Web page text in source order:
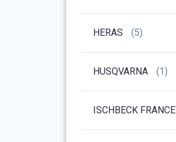
HERAS (5)
HUSQVARNA (1)
ISCHBECK FRANCE